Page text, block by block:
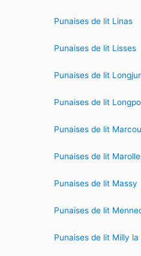
Punaises de lit Linas
Punaises de lit Lisses
Punaises de lit
Punaises de lit
Punaises de lit
Punaises de lit
Punaises de lit Massy
Punaises de lit
Punaises de lit Milly la